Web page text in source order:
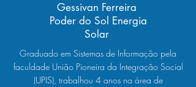
Gessivan Ferreira
Poder do Sol Energia
Solar
Graduado em Sistemas de Informação pela
faculdade União Pioneira da Integração Social
(UPIS), trabalhou 4 anos na área de